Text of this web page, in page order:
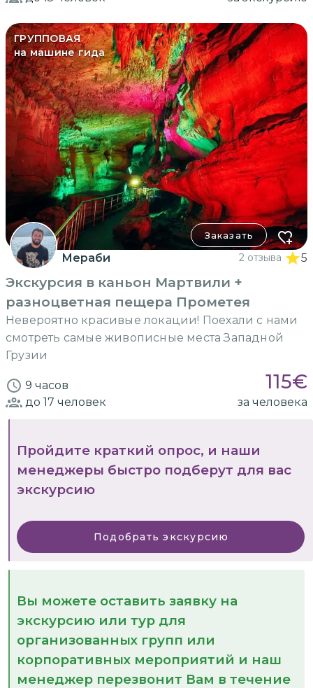
ГРУППОВАЯ
на машине гида
Заказать
Мераби 2 отзыва 5
Экскурсия в каньон Мартвили +
разноцветная пещера Прометея
Невероятно красивые локации! Поехали с нами
смотреть самые живописные места Западной
Грузии
9 часов 115€
до 17 человек за человека
Пройдите краткий опрос, и наши
менеджеры быстро подберут для вас
экскурсию
Подобрать экскурсию
Вы можете оставить заявку на
экскурсию или тур для
организованных групп или
корпоративных мероприятий и наш
менеджер перезвонит Вам в течение